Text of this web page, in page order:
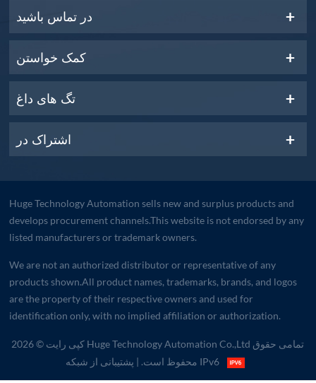
در تماس باشید
کمک خواستن
تگ های داغ
اشتراک در
Huge Technology Automation sells new and surplus products and
develops procurement channels.This website is not endorsed by any
listed manufacturers or trademark owners.
We are not an authorized distributor or representative of any
products shown.All product names, trademarks, brands, and logos
are the property of their respective owners and used for
identification only, with no implied affiliation or authorization.
کپی رایت © 2026 Huge Technology Automation Co.,Ltd تمامی حقوق
محفوظ است. | پشتیبانی از شبکه IPv6